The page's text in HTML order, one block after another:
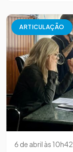
ARTICULAÇÃO
6 de abril às 10h42